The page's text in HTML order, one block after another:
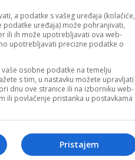
podsmijeha. Prisjetimo
se kao Hrvati pojave
s tvrdnjama da su oni
na narod drugog
slučajevima kada se
federalnom parlamentu –
nacionalne interese.
baš ništa.
bukvalno zapljuskuje
na sve tri
čovjeka državnoga
čovjek pojasni,
a podatke s vašeg uređaja (kolačiće,
uređaja) može pohranjivati,
ili ih može upotrebljavati ova web-
upotrebljavati precizne podatke o
osobne podatke na temelju
s tim, u nastavku možete upravljati
dnu ove stranice ili na izborniku web-
ili povlačenje pristanka u postavkama
Pristajem